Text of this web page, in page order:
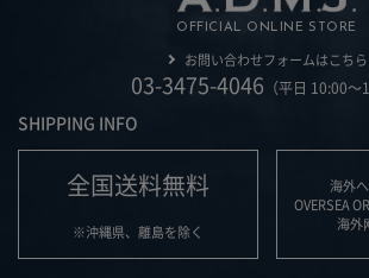
OFFICIAL ONLINE STORE
お問い合わせフォームはこちら
03-3475-4046 （平日 10:00～
SHIPPING INFO
全国送料無料
※沖縄県、離島を除く
海外
OVERSEA
海外